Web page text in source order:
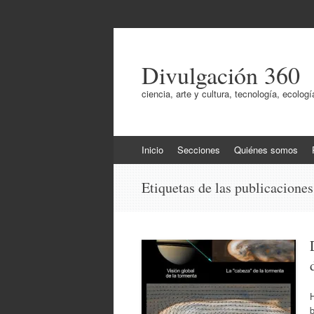
Divulgación 360
ciencia, arte y cultura, tecnología,
al
Inicio Secciones Quiénes somos
Etiquetas de las